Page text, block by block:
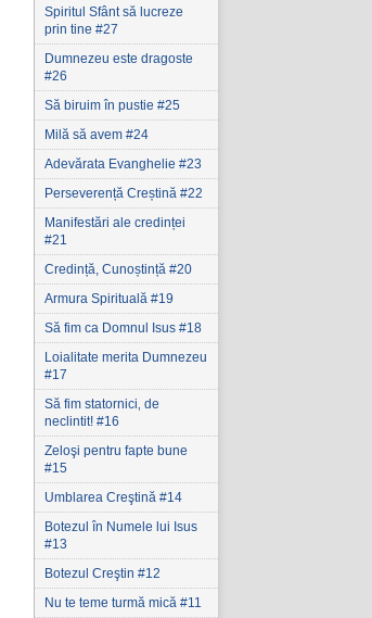
Spiritul Sfânt să lucreze
prin tine #27
Dumnezeu este dragoste
#26
Să biruim în pustie #25
Milă să avem #24
Adevărata Evanghelie #23
Perseverență Creștină #22
Manifestări ale credinței
#21
Credință, Cunoștință #20
Armura Spirituală #19
Să fim ca Domnul Isus #18
Loialitate merita Dumnezeu
#17
Să fim statornici‚ de
neclintit! #16
Zeloşi pentru fapte bune
#15
Umblarea Creştină #14
Botezul în Numele lui Isus
#13
Botezul Creştin #12
Nu te teme turmă mică #11